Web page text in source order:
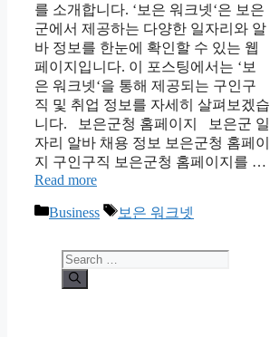
를 소개합니다. ‘보은 워크넷‘은 보은
군에서 제공하는 다양한 일자리와 알
바 정보를 한눈에 확인할 수 있는 웹
페이지입니다. 이 포스팅에서는 ‘보
은 워크넷‘을 통해 제공되는 구인구
직 및 취업 정보를 자세히 살펴보겠습
니다. 보은군청 홈페이지 보은군 일
자리 알바 채용 정보 보은군청 홈페이
지 구인구직 보은군청 홈페이지를 …
Read more
Categories
Business Tags
보은 워크넷
Search
for: